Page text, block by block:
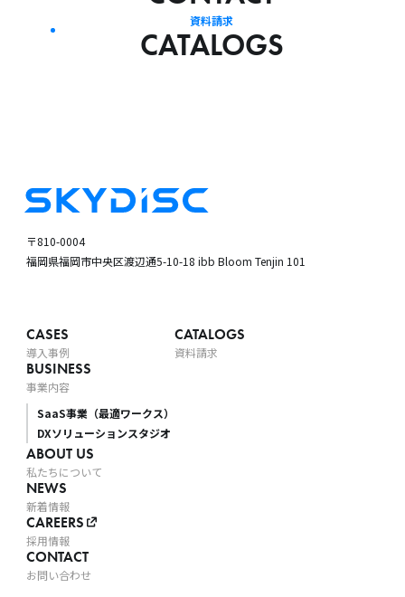
資料請求
CATALOGS
〒810-0004
福岡県福岡市中央区渡辺通5-10-18 ibb Bloom Tenjin 101
CASES
導入事例
BUSINESS
事業内容
SaaS事業（最適ワークス）
DXソリューションスタジオ
ABOUT US
私たちについて
NEWS
新着情報
CAREERS
採用情報
CONTACT
お問い合わせ
CATALOGS
資料請求